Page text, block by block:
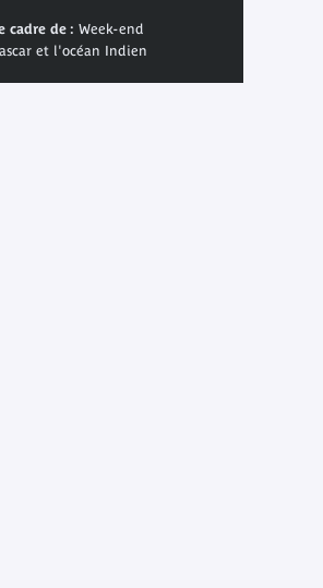
cadre de : Week-end
et l'océan Indien